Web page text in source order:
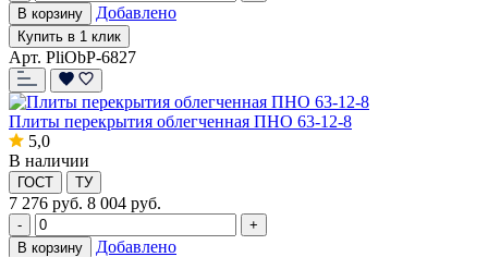
В корзину
Добавлено
Купить в 1 клик
Арт. PliObP-6827
Плиты перекрытия облегченная ПНО 63-12-8
5,0
В наличии
ГОСТ ТУ
7 276 руб. 8 004 руб.
-
+
В корзину
Добавлено